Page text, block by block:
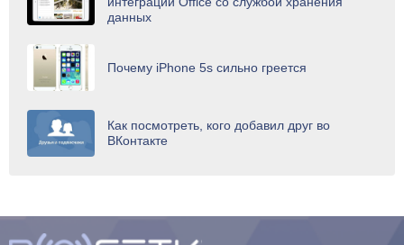
данных
Почему iPhone 5s сильно греется
Как посмотреть, кого добавил друг во
ВКонтакте